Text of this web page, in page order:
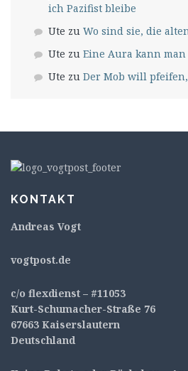
ich Pazifist bleibe
Ute zu Wo sind sie, die
Ute zu Eine Aura kann
Ute zu Der Mob will
KONTAKT
Andreas Vogt
vogtpost.de
c/o flexdienst – #11053
Kurt-Schumacher-Straße 76
67663 Kaiserslautern
Deutschland